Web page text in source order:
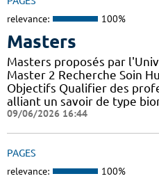
relevance: 100%
Masters
Masters proposés par
Master 2 Recherche Soin
Objectifs Qualifier des
alliant un savoir de type
09/06/2026 16:44
PAGES
relevance: 100%